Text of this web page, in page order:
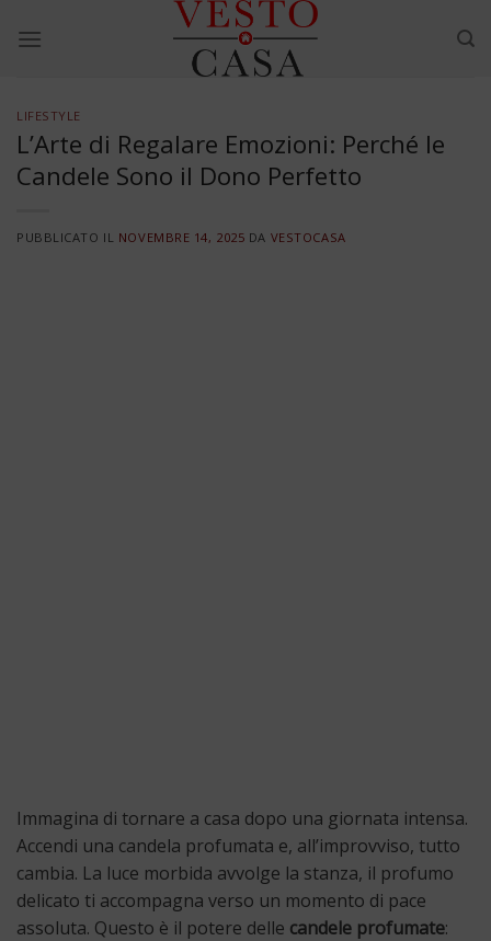
LIFESTYLE
L’Arte di Regalare Emozioni: Perché le
Candele Sono il Dono Perfetto
PUBBLICATO IL NOVEMBRE 14, 2025 DA VESTOCASA
Immagina di tornare a casa dopo una giornata intensa.
Accendi una candela profumata e, all’improvviso, tutto
cambia. La luce morbida avvolge la stanza, il profumo
delicato ti accompagna verso un momento di pace
assoluta. Questo è il potere delle candele profumate: